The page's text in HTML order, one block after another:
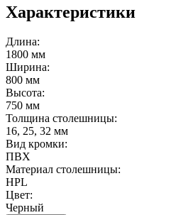
Характеристики
Длина:
1800 мм
Ширина:
800 мм
Высота:
750 мм
Толщина столешницы:
16, 25, 32 мм
Вид кромки:
ПВХ
Материал столешницы:
HPL
Цвет:
Черный